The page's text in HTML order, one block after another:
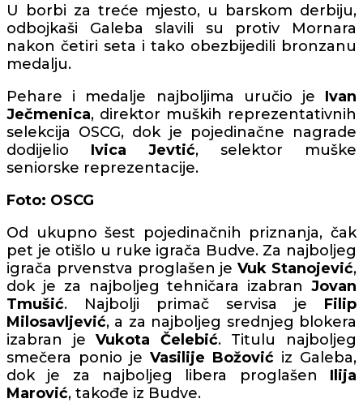
U borbi za treće mjesto, u barskom derbiju,
odbojkaši Galeba slavili su protiv Mornara
nakon četiri seta i tako obezbijedili bronzanu
medalju.
Pehare i medalje najboljima uručio je Ivan
Ječmenica, direktor muških reprezentativnih
selekcija OSCG, dok je pojedinačne nagrade
dodijelio Ivica Jevtić, selektor muške
seniorske reprezentacije.
Foto: OSCG
Od ukupno šest pojedinačnih priznanja, čak
pet je otišlo u ruke igrača Budve. Za najboljeg
igrača prvenstva proglašen jeVuk Stanojević,
dok je za najboljeg tehničara izabran Jovan
Tmušić. Najbolji primač servisa je Filip
Milosavljević, a za najboljeg srednjeg blokera
izabran je Vukota Čelebić. Titulu najboljeg
smečera ponio je Vasilije Božović iz Galeba,
dok je za najboljeg libera proglašen Ilija
Marović, takođe iz Budve.